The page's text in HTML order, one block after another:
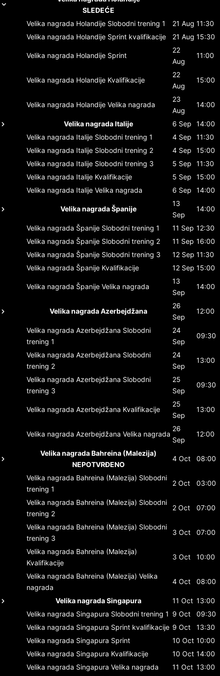
SLEDEĆE
Velika nagrada Holandije Slobodni trening 1 21 Aug 11:30
Velika nagrada Holandije Sprint kvalifikacije 21 Aug 15:30
Velika nagrada Holandije Sprint
22
Aug
11:00
Velika nagrada Holandije Kvalifikacije
22
Aug
15:00
Velika nagrada Holandije Velika nagrada
23
Aug
14:00
Velika nagrada Italije 6 Sep
14:00
Velika nagrada Italije Slobodni trening 1 4 Sep
11:30
Velika nagrada Italije Slobodni trening 2 4 Sep
15:00
Velika nagrada Italije Slobodni trening 3 5 Sep
11:30
Velika nagrada Italije Kvalifikacije 5 Sep
15:00
Velika nagrada Italije Velika nagrada 6 Sep 14:00
Velika nagrada Španije
13
Sep
14:00
Velika nagrada Španije Slobodni trening 1 11 Sep 12:30
Velika nagrada Španije Slobodni trening 2 11 Sep 16:00
Velika nagrada Španije Slobodni trening 3 12 Sep 11:30
Velika nagrada Španije Kvalifikacije 12 Sep 15:00
Velika nagrada Španije Velika nagrada
13
Sep
14:00
Velika nagrada Azerbejdžana
26
Sep
12:00
Velika nagrada Azerbejdžana Slobodni
trening 1
24
Sep
09:30
Velika nagrada Azerbejdžana Slobodni
trening 2
24
Sep
13:00
Velika nagrada Azerbejdžana Slobodni
trening 3
25
Sep
09:30
Velika nagrada Azerbejdžana Kvalifikacije
25
Sep
13:00
Velika nagrada Azerbejdžana Velika nagrada
26
Sep
12:00
Velika nagrada Bahreina (Malezija)
NEPOTVRĐENO
4 Oct 08:00
Velika nagrada Bahreina (Malezija) Slobodni
trening 1
2 Oct 03:00
Velika nagrada Bahreina (Malezija) Slobodni
trening 2
2 Oct 07:00
Velika nagrada Bahreina (Malezija) Slobodni
trening 3
3 Oct 07:00
Velika nagrada Bahreina (Malezija)
Kvalifikacije
3 Oct 10:00
Velika nagrada Bahreina (Malezija) Velika
nagrada
4 Oct 08:00
Velika nagrada Singapura 11 Oct 13:00
Velika nagrada Singapura Slobodni trening 1 9 Oct
09:30
Velika nagrada Singapura Sprint kvalifikacije 9 Oct
13:30
Velika nagrada Singapura Sprint 10 Oct 10:00
Velika nagrada Singapura Kvalifikacije 10 Oct 14:00
Velika nagrada Singapura Velika nagrada 11 Oct 13:00